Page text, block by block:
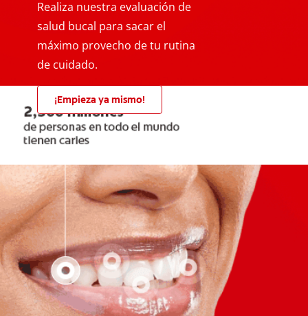
Realiza nuestra evaluación de
salud bucal para sacar el
máximo provecho de tu rutina
de cuidado.
¡Empieza ya mismo!